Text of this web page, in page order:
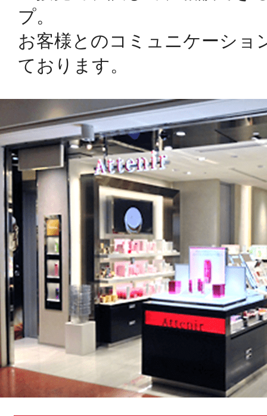
アテニア
ブランドサイ
アテニアの「
お友達紹介サ
定期お届けサ
プ。
お客様とのコミュニケーショ
ております。